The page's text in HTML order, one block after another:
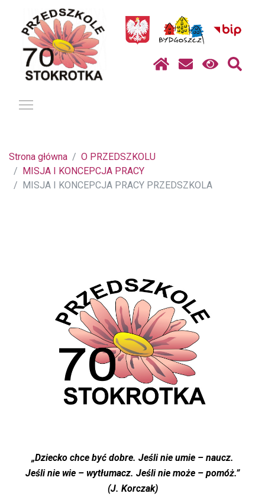
Strona główna
O PRZEDSZKOLU
MISJA I KONCEPCJA PRACY
MISJA I KONCEPCJA PRACY PRZEDSZKOLA
„Dziecko chce być dobre. Jeśli nie umie – naucz.
Jeśli nie wie – wytłumacz. Jeśli nie może – pomóż.”
(J. Korczak)